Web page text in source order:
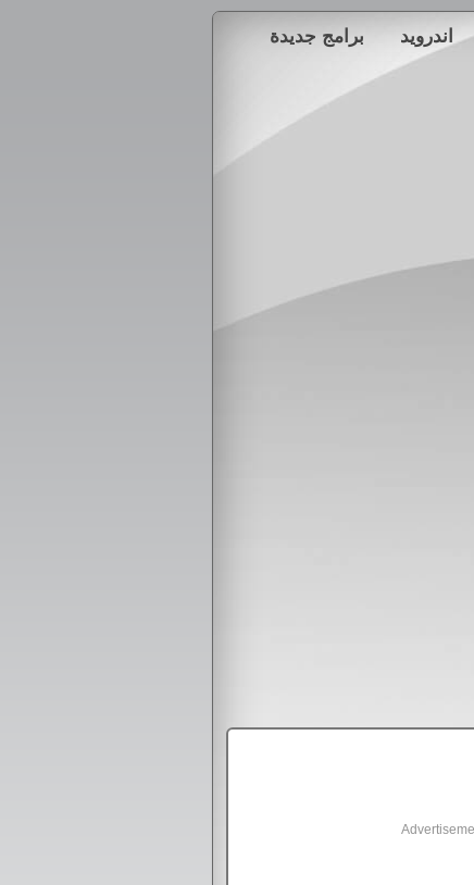
اندرويد
برامج جديدة